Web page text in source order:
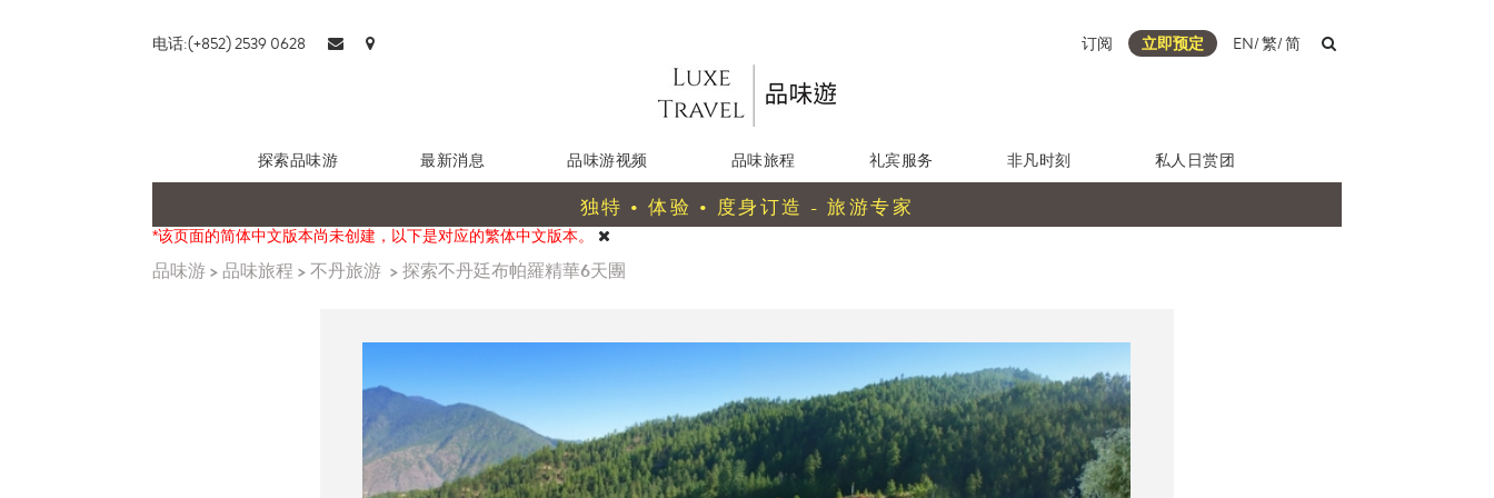
电话:(+852) 2539 0628 订阅 立即预定 EN/繁/简
探索品味游 最新消息 品味游视频 品味旅程 礼宾服务 非凡时刻 私人日赏团
独特 • 体验 • 度身订造 - 旅游专家
*该页面的简体中文版本尚未创建，以下是对应的繁体中文版本。
品味游> 品味旅程 >不丹旅游 >探索不丹廷布帕羅精華6天團